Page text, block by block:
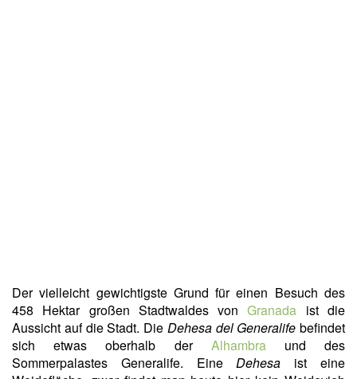
Der vielleicht gewichtigste Grund für einen Besuch des
458 Hektar großen Stadtwaldes vonGranada ist die
Aussicht auf die Stadt. Die Dehesa del Generalife befindet
sich etwas oberhalb der Alhambraund des
Sommerpalastes Generalife. EineDehesa ist eine